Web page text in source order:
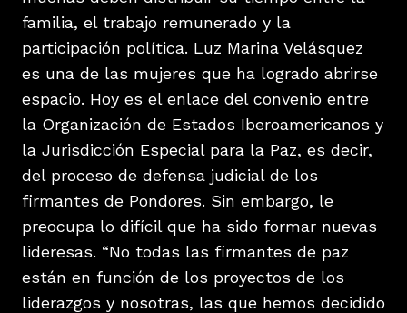
familia, el trabajo remunerado y la
participación política. Luz Marina Velásquez
es una de las mujeres que ha logrado abrirse
espacio. Hoy es el enlace del convenio entre
la Organización de Estados Iberoamericanos y
la Jurisdicción Especial para la Paz, es decir,
del proceso de defensa judicial de los
firmantes de Pondores. Sin embargo, le
preocupa lo difícil que ha sido formar nuevas
lideresas. “No todas las firmantes de paz
están en función de los proyectos de los
liderazgos y nosotras, las que hemos decidido